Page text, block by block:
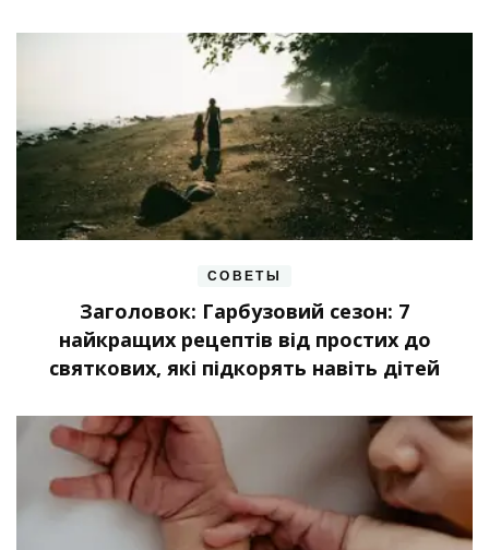
СОВЕТЫ
Заголовок: Гарбузовий сезон: 7
найкращих рецептів від простих до
святкових, які підкорять навіть дітей